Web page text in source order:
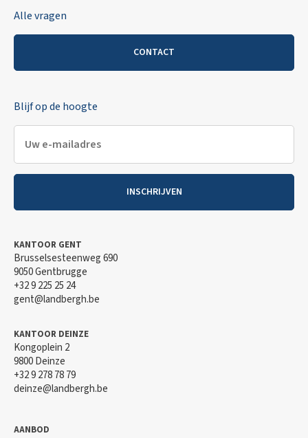
Alle vragen
CONTACT
Blijf op de hoogte
INSCHRIJVEN
KANTOOR GENT
Brusselsesteenweg 690
9050 Gentbrugge
+32 9 225 25 24
gent@landbergh.be
KANTOOR DEINZE
Kongoplein 2
9800 Deinze
+32 9 278 78 79
deinze@landbergh.be
AANBOD